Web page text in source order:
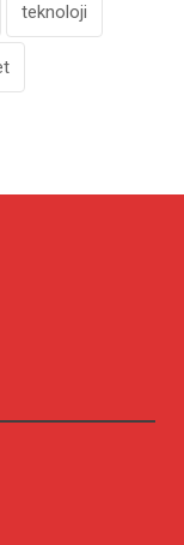
teknoloji